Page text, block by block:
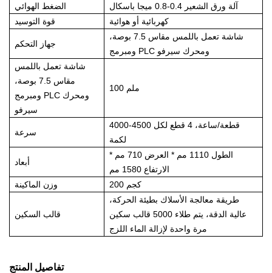
الضغط الهوائي
آلة ورق الشعير 0.4-0.8 ميجا باسكال
قوة التوسيد
كهربائية أو هوائية
جهاز التحكم
شاشة تعمل باللمس مقاس 7.5 بوصة،
ومبرمج PLC ومحرك سيرفو
شاشة تعمل باللمس
مقاس 7.5 بوصة،
ومبرمج PLC ومحرك
سيرفو
100 ملم
سرعة
4000-4500 قطعة/ساعة، 4 قطع لكل
لكمة
أبعاد
الطول 1110 مم * العرض 710 مم *
الارتفاع 1580 مم
وزن الماكينة
200 كجم
قالب السكين
طريقة معالجة الأسلاك بطيئة الحركة،
عالية الدقة، يتم طلاء 5000 قالب سكين
مرة واحدة لإزالة الماء اللزج
تفاصيل المنتج